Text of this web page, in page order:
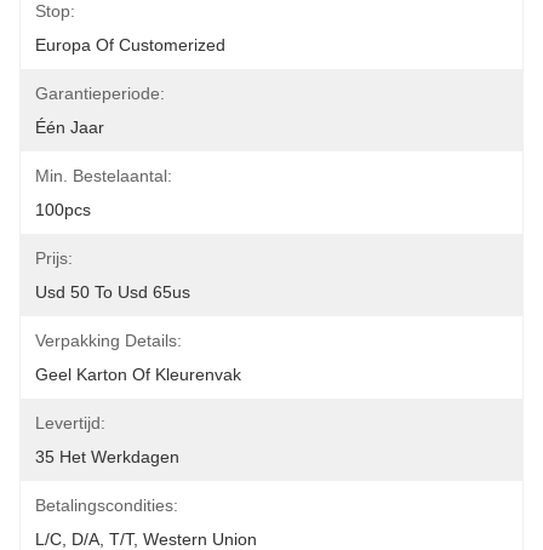
Stop:
Europa Of Customerized
Garantieperiode:
Één Jaar
Min. Bestelaantal:
100pcs
Prijs:
Usd 50 To Usd 65us
Verpakking Details:
Geel Karton Of Kleurenvak
Levertijd:
35 Het Werkdagen
Betalingscondities:
L/C, D/A, T/T, Western Union